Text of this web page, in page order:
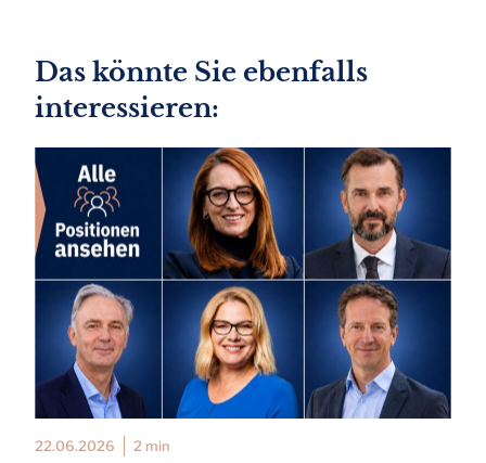
Das könnte Sie ebenfalls
interessieren:
22.06.2026 2 min